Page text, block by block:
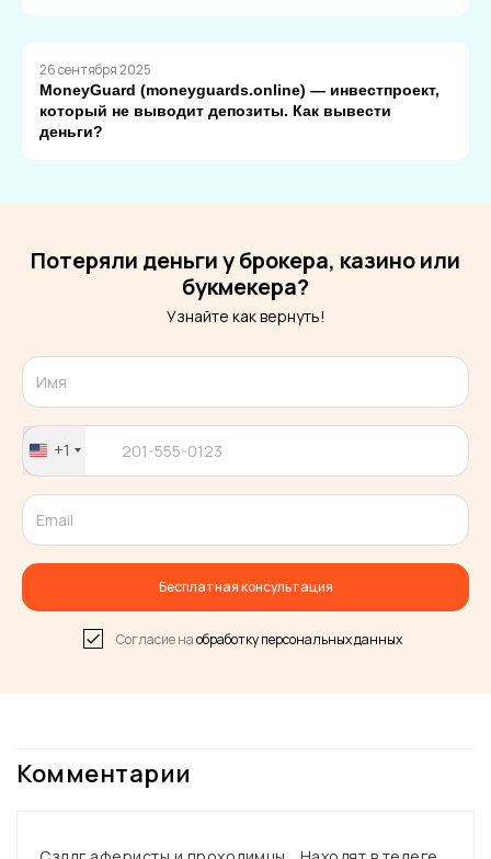
26 сентября 2025
MoneyGuard (moneyguards.online) — инвестпроект,
который не выводит депозиты. Как вывести
деньги?
Потеряли деньги у брокера, казино или
букмекера?
Узнайте как вернуть!
United
States
+1
Бесплатная консультация
Согласие наобработку персональных данных
Комментарии